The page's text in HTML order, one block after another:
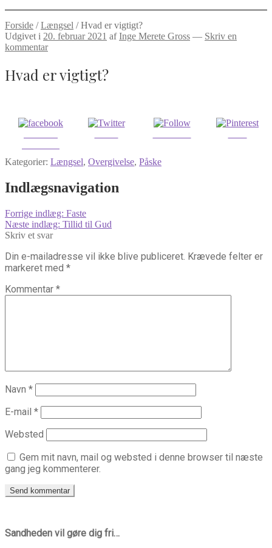
Forside /Længsel /Hvad er vigtigt?
Udgivet i 20. februar 2021 afInge Merete Gross — Skriv en
kommentar
Hvad er vigtigt?
Kategorier: Længsel, Overgivelse, Påske
Indlægsnavigation
Forrige indlæg: Faste
Næste indlæg: Tillid til Gud
Skriv et svar
Din e-mailadresse vil ikke blive publiceret. Krævede felter er
markeret med *
Kommentar *
Navn *
E-mail *
Websted
Gem mit navn, mail og websted i denne browser til næste
gang jeg kommenterer.
Sandheden vil gøre dig fri…